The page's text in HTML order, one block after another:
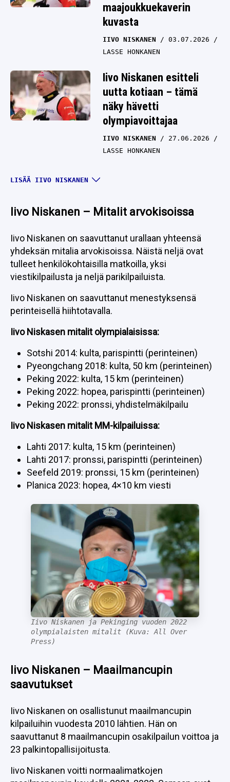
maajoukkuekaverin
kuvasta
IIVO NISKANEN
03.07.2026
LASSE HONKANEN
Iivo Niskanen esitteli
uutta kotiaan – tämä
näky hävetti
olympiavoittajaa
IIVO NISKANEN
27.06.2026
LASSE HONKANEN
uutisia – yksi toive
faneille
IIVO NISKANEN
25.05.2026
LASSE HONKANEN
UC: Kulissipeli Iivo
kuohuttaa – ”Puhutaan
täyttä paskaa”
IIVO NISKANEN
LASSE HONKANEN
Mustaa valkoisella:
Kerttu Niskasen
aikakausi on ohi
IIVO NISKANEN
LASSE HONKANEN
LISÄÄ IIVO NISKANEN
Iivo Niskanen – Mitalit arvokisoissa
Iivo Niskanen on saavuttanut urallaan yhteensä
yhdeksän mitalia arvokisoissa. Näistä neljä ovat
tulleet henkilökohtaisilla matkoilla, yksi
viestikilpailusta ja neljä parikilpailuista.
Iivo Niskanen on saavuttanut menestyksensä
perinteisellä hiihtotavalla.
Iivo Niskasen mitalit olympialaisissa:
Sotshi 2014: kulta, parispintti (perinteinen)
Pyeongchang 2018: kulta, 50 km (perinteinen)
Peking 2022: kulta, 15 km (perinteinen)
Peking 2022: hopea, parispintti (perinteinen)
Peking 2022: pronssi, yhdistelmäkilpailu
Iivo Niskasen mitalit MM-kilpailuissa:
Lahti 2017: kulta, 15 km (perinteinen)
Lahti 2017: pronssi, parispintti (perinteinen)
Seefeld 2019: pronssi, 15 km (perinteinen)
Planica 2023: hopea, 4×10 km viesti
Iivo Niskanen ja Pekinging vuoden 2022
olympialaisten mitalit (Kuva: All Over
Press)
Iivo Niskanen – Maailmancupin
saavutukset
Iivo Niskanen on osallistunut maailmancupin
kilpailuihin vuodesta 2010 lähtien. Hän on
saavuttanut 8 maailmancupin osakilpailun voittoa ja
23 palkintopallisijoitusta.
Iivo Niskanen voitti normaalimatkojen